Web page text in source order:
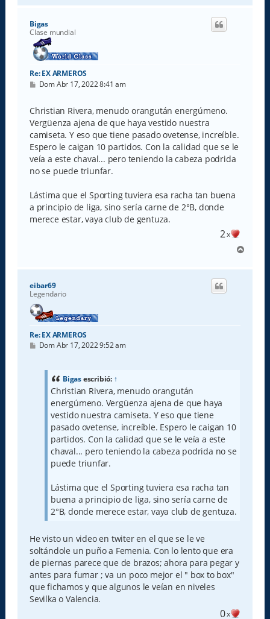
r
Bigas
Clase mundial
Re: EX ARMEROS
M
s
a
j
e
Dom Abr 17, 2022 8:41 am
Christian Rivera, menudo orangután energúmeno.
Vergüenza ajena de que haya vestido nuestra
camiseta. Y eso que tiene pasado ovetense, increíble.
Espero le caigan 10 partidos. Con la calidad que se le
veía a este chaval... pero teniendo la cabeza podrida
no se puede triunfar.
Lástima que el Sporting tuviera esa racha tan buena
a principio de liga, sino sería carne de 2°B, donde
merece estar, vaya club de gentuza.
2x
r
eibar69
Legendario
Re: EX ARMEROS
M
Dom Abr 17, 2022 9:52 am
Bigasescribió: ↑
Christian Rivera, menudo orangután
energúmeno. Vergüenza ajena de que haya
vestido nuestra camiseta. Y eso que tiene
pasado ovetense, increíble. Espero le caigan 10
partidos. Con la calidad que se le veía a este
chaval... pero teniendo la cabeza podrida no se
puede triunfar.
Lástima que el Sporting tuviera esa racha tan
buena a principio de liga, sino sería carne de
2°B, donde merece estar, vaya club de gentuza.
He visto un video en twiter en el que se le ve
soltándole un puño a Femenia. Con lo lento que era
de piernas parece que de brazos; ahora para pegar y
antes para fumar ; va un poco mejor el " box to box"
que fichamos y que algunos le veían en niveles
Sevilka o Valencia.
0x